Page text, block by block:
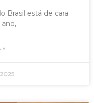
Brasil está de cara
»